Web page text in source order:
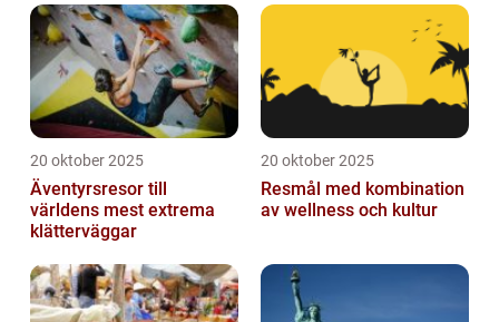
20 oktober 2025
Äventyrsresor till
världens mest extrema
klätterväggar
20 oktober 2025
Resmål med kombination
av wellness och kultur